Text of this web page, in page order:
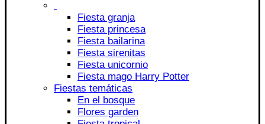
Fiesta granja
Fiesta princesa
Fiesta bailarina
Fiesta sirenitas
Fiesta unicornio
Fiesta mago Harry Potter
Fiestas temáticas
En el bosque
Flores garden